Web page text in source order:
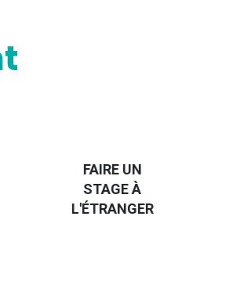
TROUVER
UN JOB À
L'ÉTRANGER